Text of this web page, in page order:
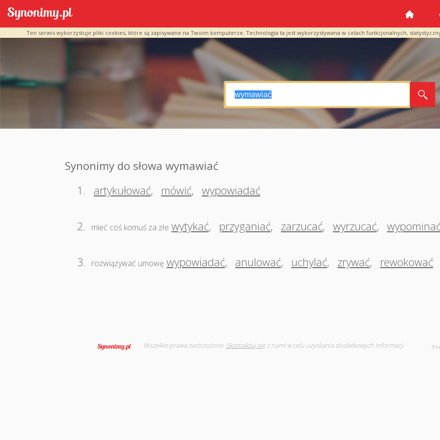
Ten serwis wykorzystuje pliki cookies, które są zapisywane na Twoim komputerze. Technologia ta jest wykorzystywana w celach funkcjonalnych,
Synonimy do słowa wymawiać
1.
artykułować, mówić, wypowiadać
2. mieć coś komuś za złe wytykać, przyganiać, zarzucać, wyrzucać,
3. rozwiązywać umowę wypowiadać, anulować, uchylać, zrywać, rewokować
Wszelkie prawa zastrzeżone. Skontaktuj sięz nami w celu uzyskania dodatkowych informacji